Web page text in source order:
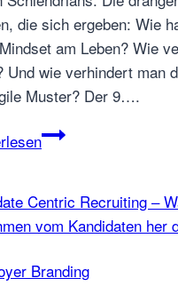
die sich ergeben: Wie
am Leben? Wie
Und wie verhindert man
Muster? Der 9….
The
Scrum.
Wie
auch
Branding